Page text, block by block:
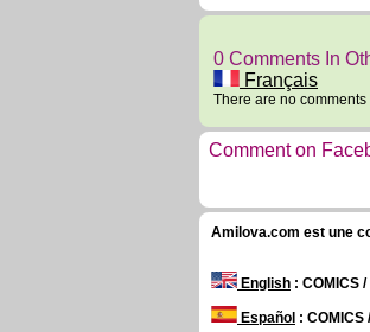
0 Comments In
Français
There are no comments
Comment on
Amilova.com est une
English : COMICS
Español : COMICS